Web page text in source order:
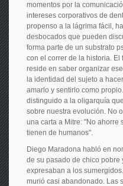
momentos por la
intereses corporativos de
propenso a la lágrima fácil,
desbocados que pueden
forma parte de un substrato
con el correr de la historia.
reside en saber organizar
la identidad del sujeto a
amarlo y sentirlo como
distinguido a la oligarquía
sobre nuestra evolución. No
una carta a Mitre: "No ahorre
tienen de humanos".
Diego Maradona habló en
de su pasado de chico
expresaban a los
murió casi abandonado. Las